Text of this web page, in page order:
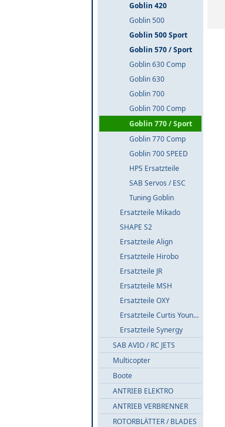
Goblin 420
Goblin 500
Goblin 500 Sport
Goblin 570 / Sport
Goblin 630 Comp
Goblin 630
Goblin 700
Goblin 700 Comp
Goblin 770 / Sport
Goblin 770 Comp
Goblin 700 SPEED
HPS Ersatzteile
SAB Servos / ESC
Tuning Goblin
Ersatzteile Mikado
SHAPE S2
Ersatzteile Align
Ersatzteile Hirobo
Ersatzteile JR
Ersatzteile MSH
Ersatzteile OXY
Ersatzteile Curtis Youngblood
Ersatzteile Synergy
SAB AVIO / RC JETS
Multicopter
Boote
ANTRIEB ELEKTRO
ANTRIEB VERBRENNER
ROTORBLÄTTER / BLADES